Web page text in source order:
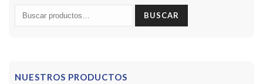
Buscar
por:
BUSCAR
NUESTROS PRODUCTOS